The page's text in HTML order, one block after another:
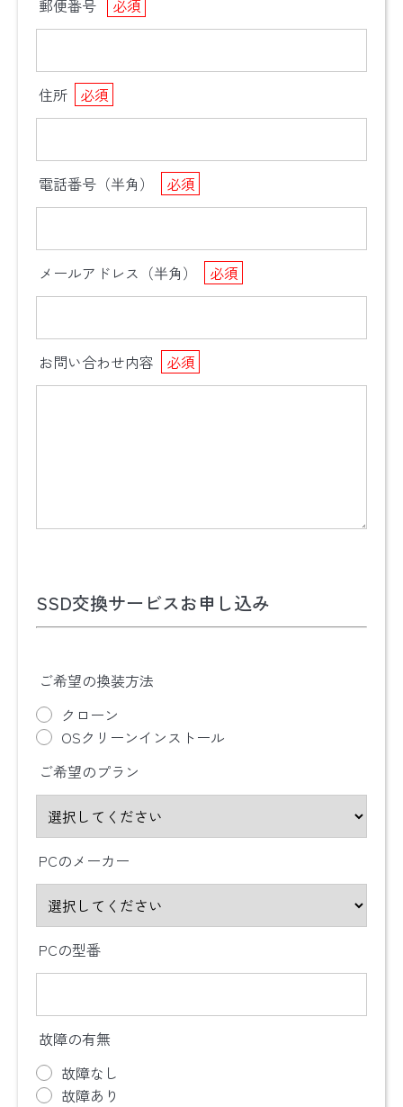
郵便番号 必須
住所 必須
電話番号（半角） 必須
メールアドレス（半角） 必須
お問い合わせ内容 必須
SSD交換サービスお申し込み
ご希望の換装方法
クローン
OSクリーンインストール
ご希望のプラン
PCのメーカー
PCの型番
故障の有無
故障なし
故障あり